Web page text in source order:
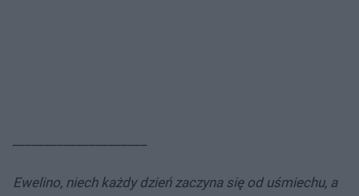
Ewelino, niech każdy dzień zaczyna się od uśmiechu, a